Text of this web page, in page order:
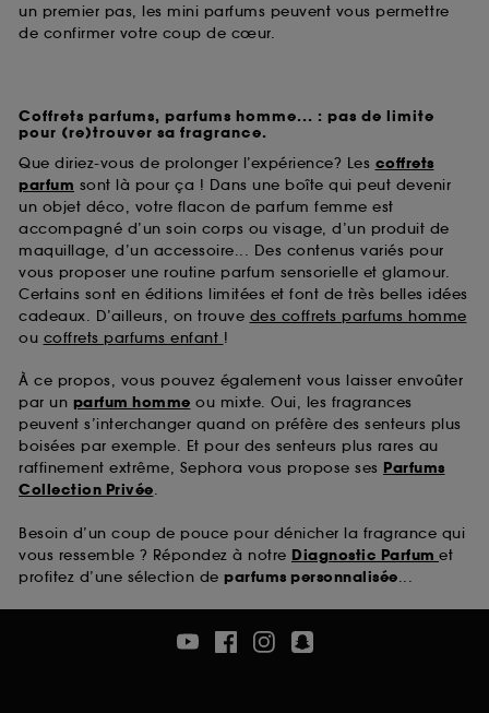
un premier pas, les mini parfums peuvent vous permettre
de confirmer votre coup de cœur.
Coffrets parfums, parfums homme... : pas de limite
pour (re)trouver sa fragrance.
Que diriez-vous de prolonger l’expérience? Les coffrets
parfum sont là pour ça ! Dans une boîte qui peut devenir
un objet déco, votre flacon de parfum femme est
accompagné d’un soin corps ou visage, d’un produit de
maquillage, d’un accessoire... Des contenus variés pour
vous proposer une routine parfum sensorielle et glamour.
Certains sont en éditions limitées et font de très belles idées
cadeaux. D’ailleurs, on trouve des coffrets parfums homme
ou coffrets parfums enfant !
À ce propos, vous pouvez également vous laisser envoûter
par un parfum homme ou mixte. Oui, les fragrances
peuvent s’interchanger quand on préfère des senteurs plus
boisées par exemple. Et pour des senteurs plus rares au
raffinement extrême, Sephora vous propose ses Parfums
Collection Privée.
Besoin d’un coup de pouce pour dénicher la fragrance qui
vous ressemble ? Répondez à notre Diagnostic Parfum et
profitez d’une sélection de parfums personnalisée...